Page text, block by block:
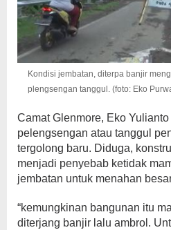
Kondisi jembatan, diterpa banjir
plengsengan tanggul. (foto: Eko
Camat Glenmore, Eko
pelengsengan atau tanggul
tergolong baru. Diduga,
menjadi penyebab ketidak
jembatan untuk menahan
“kemungkinan bangunan itu
diterjang banjir lalu ambrol.